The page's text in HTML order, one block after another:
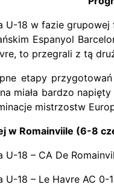
U-18 w fazie
Espanyol
to przegrali z tą
etapy
miała bardzo
mistrzostw
w Romainviile (6-8
U-18 – CA De
U-18 – Le Havre AC 0-1